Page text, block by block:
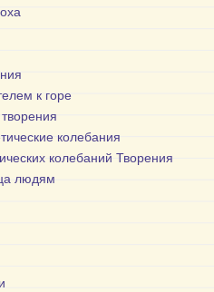
к горе
колебания
колебаний Творения
людям